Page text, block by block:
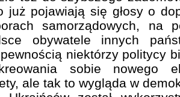
już pojawiają się głosy o
samorządowych, na
obywatele innych
niektórzy politycy
sobie nowego
ale tak to wygląda w